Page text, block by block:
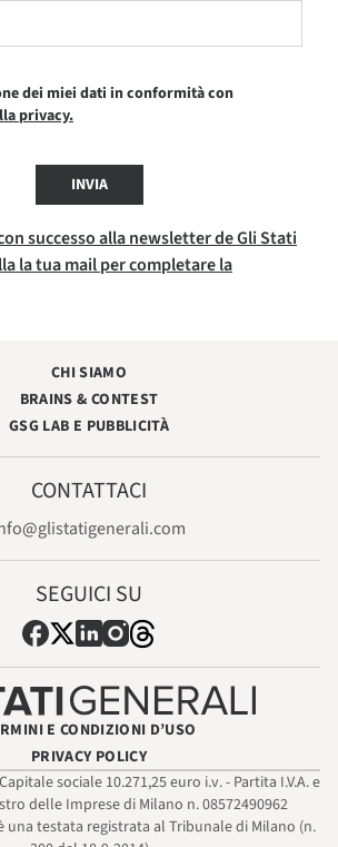
dei miei dati in conformità con
privacy.
INVIA
successo alla newsletter de Gli Stati
la tua mail per completare la
CHI SIAMO
BRAINS & CONTEST
GSG LAB E PUBBLICITÀ
CONTATTACI
SEGUICI SU
E CONDIZIONI D’USO
PRIVACY POLICY
sociale 10.271,25 euro i.v. - Partita I.V.A. e
delle Imprese di Milano n. 08572490962
una testata registrata al Tribunale di Milano (n.